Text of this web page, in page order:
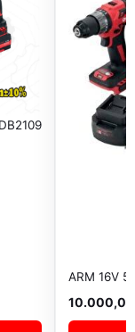
ARM 16V
10.000,00